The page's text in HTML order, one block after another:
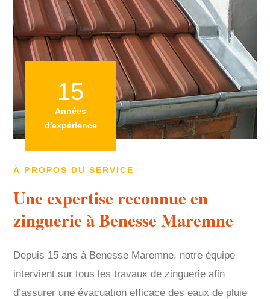
À PROPOS DU SERVICE
Une expertise reconnue en
zinguerie à Benesse Maremne
Depuis 15 ans à Benesse Maremne, notre équipe
intervient sur tous les travaux de zinguerie afin
d’assurer une évacuation efficace des eaux de pluie
15
Années
d'expérience